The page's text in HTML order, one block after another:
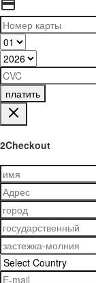
платить
2Checkout